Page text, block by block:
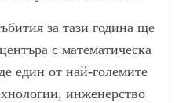
за тази година ще
с математическа
един от най-големите
инженерство